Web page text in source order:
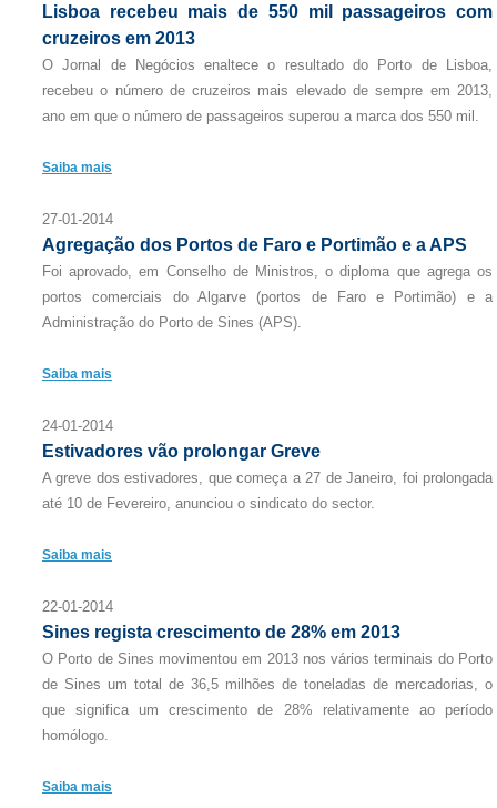
Lisboa recebeu mais de 550 mil passageiros com
cruzeiros em 2013
O Jornal de Negócios enaltece o resultado do Porto de Lisboa,
recebeu o número de cruzeiros mais elevado de sempre em 2013,
ano em que o número de passageiros superou a marca dos 550 mil.
Saiba mais
27-01-2014
Agregação dos Portos de Faro e Portimão e a APS
Foi aprovado, em Conselho de Ministros, o diploma que agrega os
portos comerciais do Algarve (portos de Faro e Portimão) e a
Administração do Porto de Sines (APS).
Saiba mais
24-01-2014
Estivadores vão prolongar Greve
A greve dos estivadores, que começa a 27 de Janeiro, foi prolongada
até 10 de Fevereiro, anunciou o sindicato do sector.
Saiba mais
22-01-2014
Sines regista crescimento de 28% em 2013
O Porto de Sines movimentou em 2013 nos vários terminais do Porto
de Sines um total de 36,5 milhões de toneladas de mercadorias, o
que significa um crescimento de 28% relativamente ao período
homólogo.
Saiba mais